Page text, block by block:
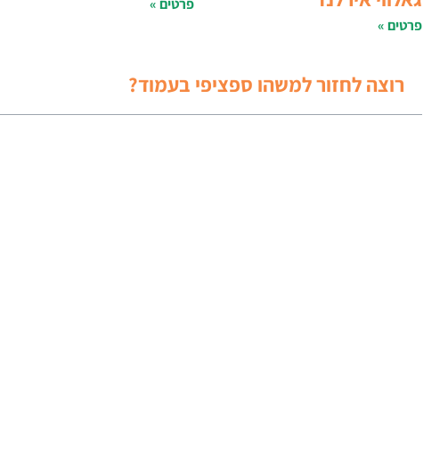
פרטים »
פרטים »
רוצה לחזור למשהו ספציפי בעמוד?